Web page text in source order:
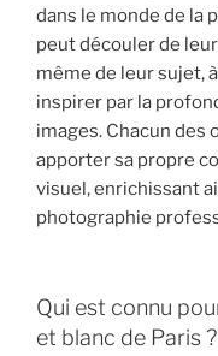
dans le monde de la
peut découler de
même de leur sujet,
inspirer par la
images. Chacun
apporter sa propre
visuel, enrichissant
photographie
Qui est connu
et blanc de Paris ?